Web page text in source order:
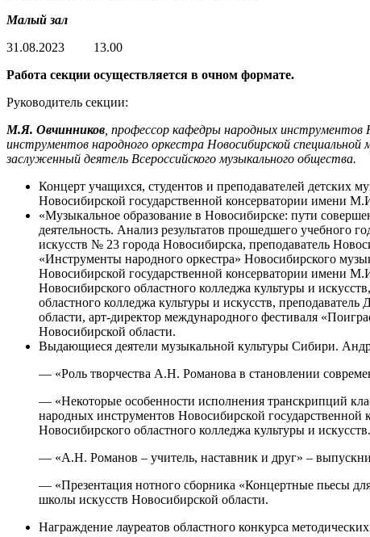
Малый зал
31.08.2023 13.00
Работа секции осуществляется в очном формате.
Руководитель секции:
М.Я. Овчинников , профессор кафедры народных инструментов
инструментов народного оркестра Новосибирской специальной
заслуженный деятель Всероссийского музыкального общества.
Концерт учащихся, студентов и преподавателей детских
Новосибирской государственной консерватории имени
«Музыкальное образование в Новосибирске: пути
деятельность. Анализ результатов прошедшего учебного
искусств № 23 города Новосибирска, преподаватель
«Инструменты народного оркестра» Новосибирского
Новосибирской государственной консерватории имени
Новосибирского областного колледжа культуры и
областного колледжа культуры и искусств,
области, арт-директор международного фестиваля
Новосибирской области.
Выдающиеся деятели музыкальной культуры Сибири.
— «Роль творчества А.Н. Романова в становлении
— «Некоторые особенности исполнения транскрипций
народных инструментов Новосибирской
Новосибирского областного колледжа культуры и искусств.
— «А.Н. Романов – учитель, наставник и друг» –
— «Презентация нотного сборника «Концертные пьесы
школы искусств Новосибирской области.
Награждение лауреатов областного конкурса